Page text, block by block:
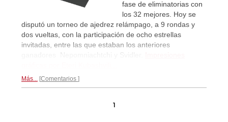
fase de eliminatorias con
los 32 mejores. Hoy se
disputó un torneo de ajedrez relámpago, a 9 rondas y
dos vueltas, con la participación de ocho estrellas
invitadas, entre las que estaban los anteriores
ganadores Nepomniachtchi y Svidler.
Impresiones
Más... Comentarios
1